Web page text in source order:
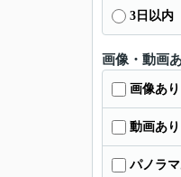
3日以内
画像・動画
画像あり
動画あり
パノラマ